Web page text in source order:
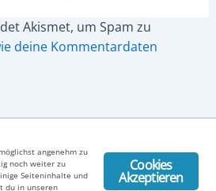
Akismet, um Spam zu
deine Kommentardaten
Impressum
Cookies
Akzeptieren
angenehm zu
noch weiter zu
Seiteninhalte und
du in unseren